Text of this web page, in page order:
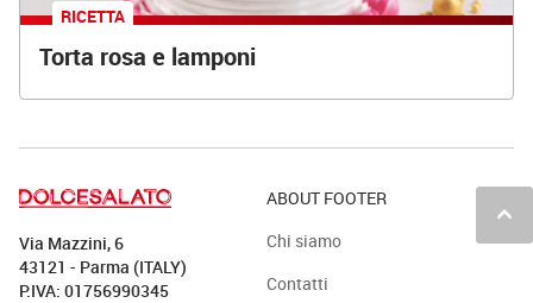
RICETTA
Torta rosa e lamponi
keyboard_arrow_up
Via Mazzini, 6
43121 - Parma (ITALY)
P.IVA: 01756990345
ABOUT FOOTER
Chi siamo
Contatti